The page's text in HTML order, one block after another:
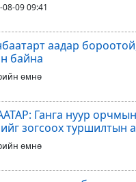
08-0909:41
аадар
байна
өмнө
Ганга нуур
зогсоох туршилтын
өгч эхэлжээ
өмнө